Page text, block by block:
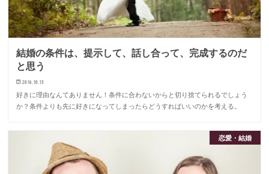
結婚の条件は、提示して、話し合って、完成するのだ
と思う
2016.10.13
好きに理由なんてありません！条件に合わないからと切り捨てられるでしょう
か？条件よりも先に好きになってしまったらどうすればいいのかを考える。
恋愛・結婚